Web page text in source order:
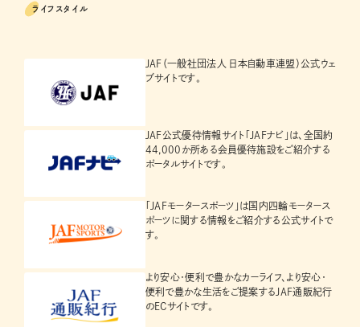
ライフスタイル
JAF（一般社団法人 日本自動車連盟）公式ウェ
ブサイトです。
JAF公式優待情報サイト「JAFナビ」は、全国約
44,000か所ある会員優待施設をご紹介する
ポータルサイトです。
「JAFモータースポーツ」は国内四輪モータース
ポーツに関する情報をご紹介する公式サイトで
す。
より安心・便利で豊かなカーライフ、より安心・
便利で豊かな生活をご提案するJAF通販紀行
のECサイトです。